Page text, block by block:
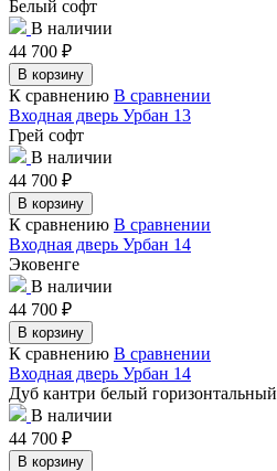
Белый софт
В наличии
44 700 ₽
В корзину
К сравнению В сравнении
Входная дверь Урбан 13
Грей софт
В наличии
44 700 ₽
В корзину
К сравнению В сравнении
Входная дверь Урбан 14
Эковенге
В наличии
44 700 ₽
В корзину
К сравнению В сравнении
Входная дверь Урбан 14
Дуб кантри белый горизонтальный
В наличии
44 700 ₽
В корзину